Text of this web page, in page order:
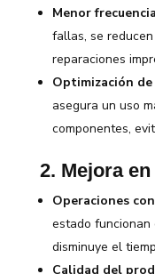
Menor
fallas, se
reparaciones
Optimización de
asegura un uso
componentes,
2. Mejora
Operaciones
estado funcionan
disminuye el
Calidad del